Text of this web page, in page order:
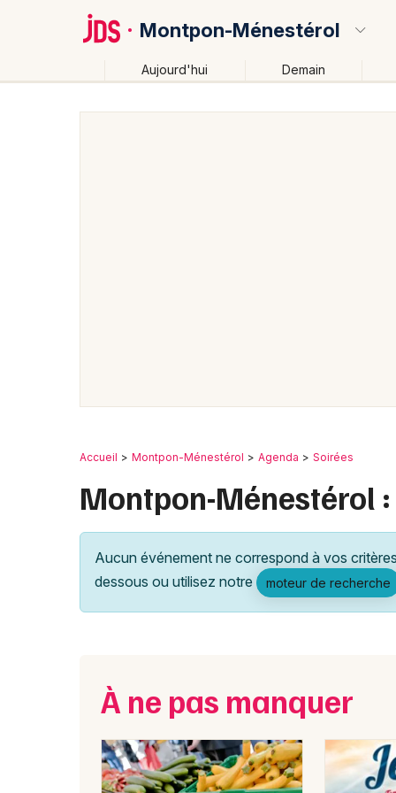
Montpon-Ménestérol
Aujourd'hui Demain
Accueil Montpon-Ménestérol Agenda Soirées
Montpon-Ménestérol
Aucun événement ne correspond à vos
dessous ou utilisez notre
moteur de recherche
À ne pas manquer